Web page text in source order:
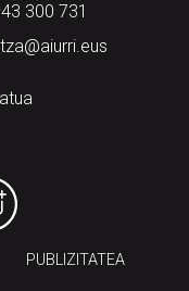
300 731
PUBLIZITATEA